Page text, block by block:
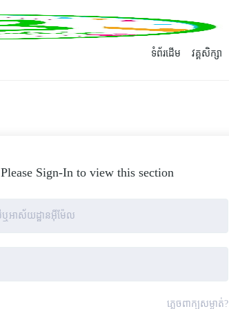
ទំព័រដើម វគ្គសិក្សា
Please Sign-In to view this section
ភ្លេចពាក្យសម្ងាត់?